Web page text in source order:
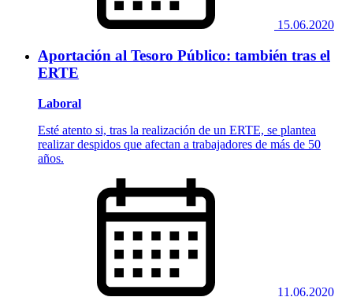
15.06.2020
Aportación al Tesoro Público: también tras el
ERTE
Laboral
Esté atento si, tras la realización de un ERTE, se plantea
realizar despidos que afectan a trabajadores de más de 50
años.
11.06.2020